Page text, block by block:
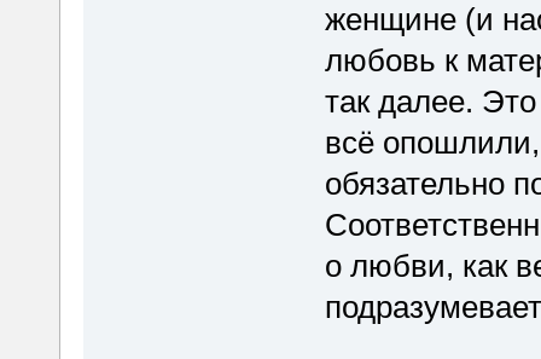
женщине (и
любовь к
так далее.
всё
обязательно
о любви, как